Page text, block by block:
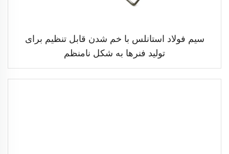
سیم فولاد استانلس با خم شدن قابل تنظیم برای
تولید فنرها به شکل نامنظم